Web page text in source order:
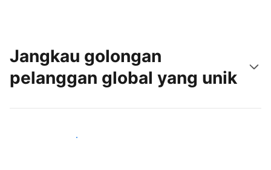
Jangkau golongan
pelanggan global yang unik
Tarik tetamu baru hari ini